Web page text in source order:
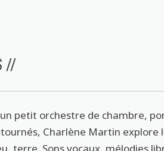
//
petit orchestre de chambre,
Charlène Martin explore
terre. Sons vocaux, mélodies